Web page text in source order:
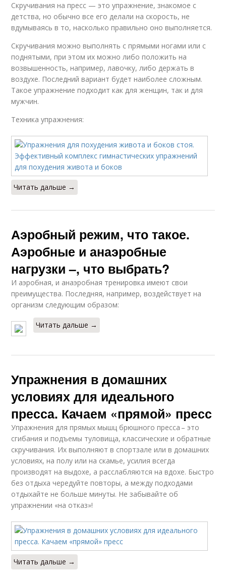
Скручивания на пресс — это упражнение, знакомое с
детства, но обычно все его делали на скорость, не
вдумываясь в то, насколько правильно оно выполняется.
Скручивания можно выполнять с прямыми ногами или с
поднятыми, при этом их можно либо положить на
возвышенность, например, лавочку, либо держать в
воздухе. Последний вариант будет наиболее сложным.
Такое упражнение подходит как для женщин, так и для
мужчин.
Техника упражнения:
Читать дальше →
Аэробный режим, что такое.
Аэробные и анаэробные
нагрузки –, что выбрать?
И аэробная, и анаэробная тренировка имеют свои
преимущества. Последняя, например, воздействует на
организм следующим образом:
Читать дальше →
Упражнения в домашних
условиях для идеального
пресса. Качаем «прямой» пресс
Упражнения для прямых мышц брюшного пресса – это
сгибания и подъемы туловища, классические и обратные
скручивания. Их выполняют в спортзале или в домашних
условиях, на полу или на скамье, усилия всегда
производят на выдохе, а расслабляются на вдохе. Быстро
без отдыха чередуйте повторы, а между подходами
отдыхайте не больше минуты. Не забывайте об
упражнении «на отказ»!
Читать дальше →